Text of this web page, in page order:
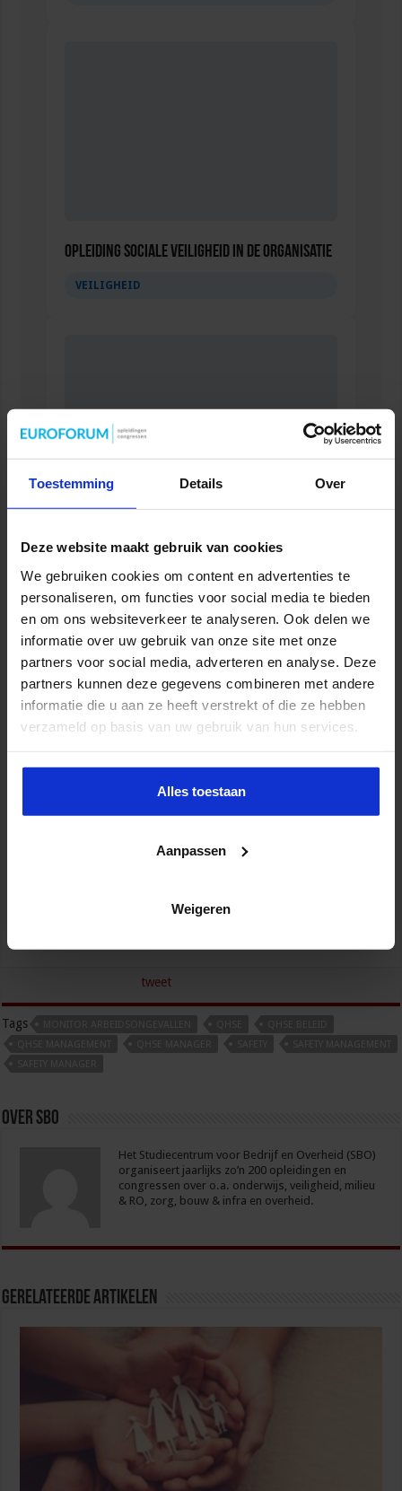
Toestemming Details Over
Deze website maakt gebruik van cookies
We gebruiken cookies om content en advertenties te
personaliseren, om functies voor social media te bieden
en om ons websiteverkeer te analyseren. Ook delen we
informatie over uw gebruik van onze site met onze
partners voor social media, adverteren en analyse. Deze
partners kunnen deze gegevens combineren met andere
informatie die u aan ze heeft verstrekt of die ze hebben
verzameld op basis van uw gebruik van hun services.
Alles toestaan
Aanpassen
Weigeren
Opleiding Sociale Veiligheid in de Organisatie
VEILIGHEID
Opleiding Adviseur zorg en veiligheid
VEILIGHEID
tweet
Tags
Over sbo
Het Studiecentrum voor Bedrijf en Overheid (SBO)
organiseert jaarlijks zo’n 200 opleidingen en
congressen over o.a. onderwijs, veiligheid, milieu
& RO, zorg, bouw & infra en overheid.
Gerelateerde Artikelen